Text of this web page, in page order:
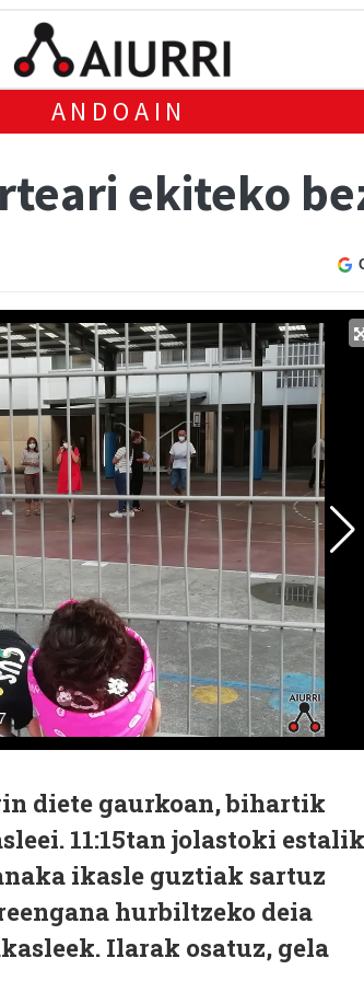
ANDOAIN
ekiteko
diete gaurkoan, bihartik
11:15tan jolastoki
ikasle guztiak sartuz
hurbiltzeko deia
Ilarak osatuz, gela